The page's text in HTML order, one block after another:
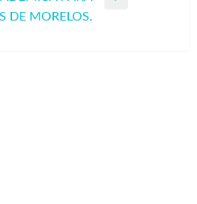
DE MORELOS.